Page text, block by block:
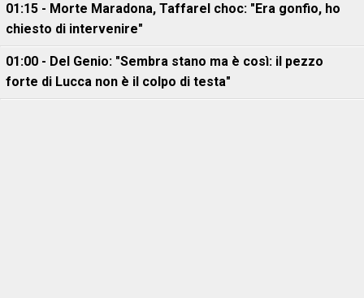
01:15 - Morte Maradona, Taffarel choc: "Era gonfio, ho
chiesto di intervenire"
01:00 - Del Genio: "Sembra stano ma è così: il pezzo
forte di Lucca non è il colpo di testa"